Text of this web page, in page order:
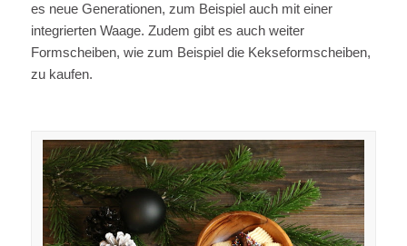
es neue Generationen, zum Beispiel auch mit einer
integrierten Waage. Zudem gibt es auch weiter
Formscheiben, wie zum Beispiel die Kekseformscheiben,
zu kaufen.